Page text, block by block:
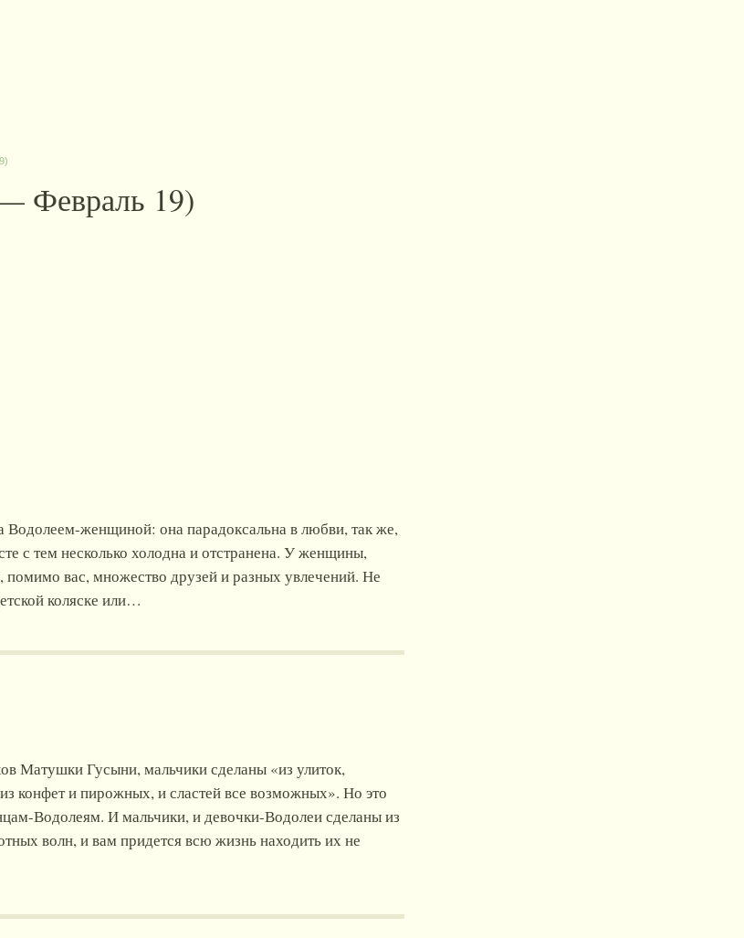
Февраль 19)
Водолеем-женщиной: она парадоксальна в любви, так же,
с тем несколько холодна и отстранена. У женщины,
вас, множество друзей и разных увлечений. Не
коляске или…
Матушки Гусыни, мальчики сделаны «из улиток,
конфет и пирожных, и сластей все возможных». Но это
Водолеям. И мальчики, и девочки-Водолеи сделаны из
волн, и вам придется всю жизнь находить их не